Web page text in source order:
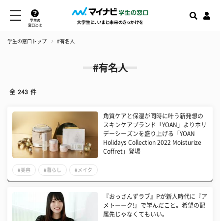
学生の
窓口とは
学生の窓口トップ #有名人
#有名人
全 243 件
角質ケアと保湿が同時に叶う新発想の
スキンケアブランド「YOAN」よりホリ
デーシーズンを盛り上げる「YOAN
Holidays Collection 2022 Moisturize
Coffret」登場
#美容 #暮らし #メイク
『おっさんずラブ』Pが新人時代に『ア
メトーーク!』で学んだこと。希望の配
属先じゃなくてもいい。